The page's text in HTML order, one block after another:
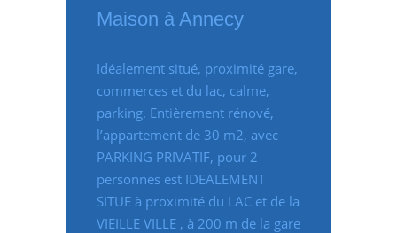
Maison à Annecy
Idéalement situé, proximité gare,
commerces et du lac, calme,
parking. Entièrement rénové,
l’appartement de 30 m2, avec
PARKING PRIVATIF, pour 2
personnes est IDEALEMENT
SITUE à proximité du LAC et de la
VIEILLE VILLE , à 200 m de la gare